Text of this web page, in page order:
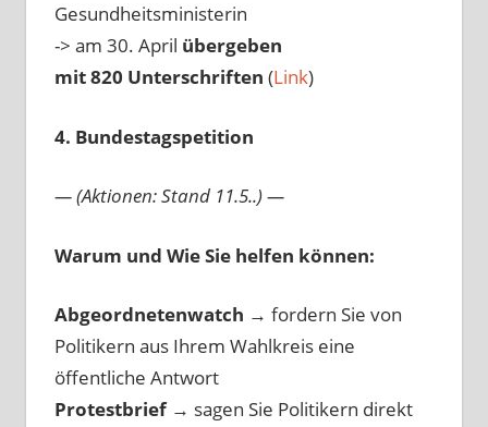
Gesundheitsministerin
-> am 30. April übergeben
mit 820 Unterschriften (Link)
4. Bundestagspetition
— (Aktionen: Stand 11.5..) —
Warum und Wie Sie helfen können:
Abgeordnetenwatch → fordern Sie von
Politikern aus Ihrem Wahlkreis eine
öffentliche Antwort
Protestbrief → sagen Sie Politikern direkt